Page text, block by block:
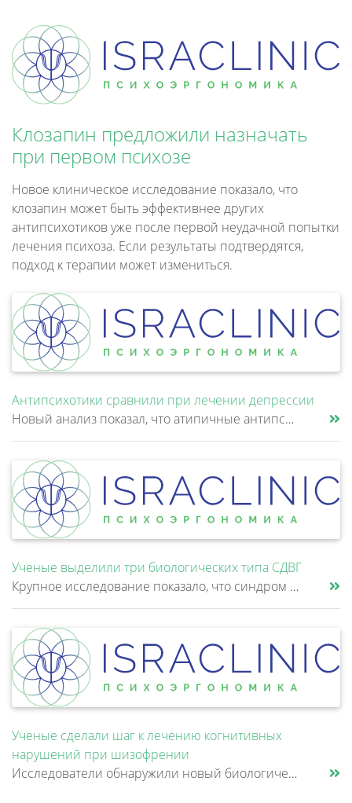
Клозапин предложили назначать
при первом психозе
Новое клиническое исследование показало, что
клозапин может быть эффективнее других
антипсихотиков уже после первой неудачной попытки
лечения психоза. Если результаты подтвердятся,
подход к терапии может измениться.
Антипсихотики сравнили при лечении депрессии
Новый анализ показал, что атипичные антипсихотики, которые иногда добавляют к антидепрессантам при большом депрессивном......
Ученые выделили три биологических типа СДВГ
Крупное исследование показало, что синдром дефицита внимания и гиперактивности (СДВГ) может включать не два, а три биоло......
Ученые сделали шаг к лечению когнитивных
нарушений при шизофрении
Исследователи обнаружили новый биологический механизм, который может быть связан с нарушением памяти и внимания при шизо......